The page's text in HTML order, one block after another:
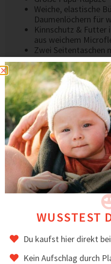
Weiche, elastische
Daumenlöchern für
Kinnschutz & Futter
aus weichem
Zwei Seitentaschen
Robuste2-Wege-
MATERIAL &
Gestepptes
isolierender Füllung
Angenehm leicht
Sorgfältige
Entwickelt in
BEWERTUNGEN
Papas schätzen an
ist und dass sie das Baby
dick anziehen müssen.
Das könnte dir
WUSSTEST
Du kaufst hier direkt
Kein Aufschlag durch